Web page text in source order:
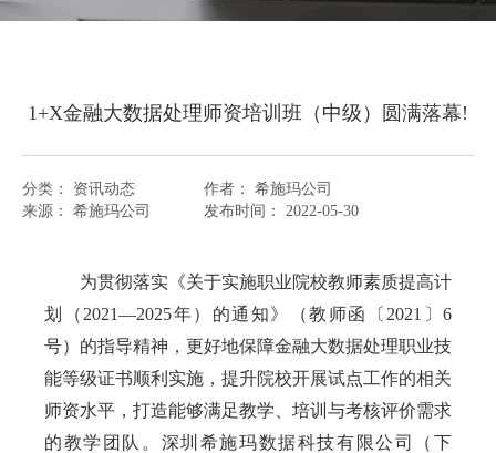
案
案
1+X金融大数据处理师资培训班（中级）圆满落幕!
分类： 资讯动态 作者：
希施玛公司
来源：
希施玛公司 发布时间： 2022-05-30
为贯彻落实《关于实施职业院校教师素质提高计
划（2021—2025年）的通知》（教师函〔2021〕6
号）的指导精神，更好地保障金融大数据处理职业技
能等级证书顺利实施，提升院校开展试点工作的相关
师资水平，打造能够满足教学、培训与考核评价需求
的教学团队。深圳希施玛数据科技有限公司（下